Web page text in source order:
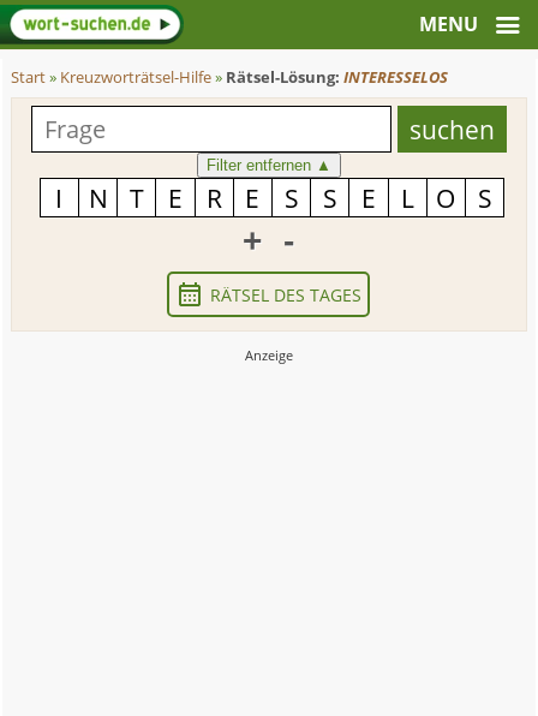
Start» Kreuzworträtsel-Hilfe» Rätsel-Lösung:INTERESSELOS
Filter entfernen ▲
+ -
RÄTSEL DES TAGES